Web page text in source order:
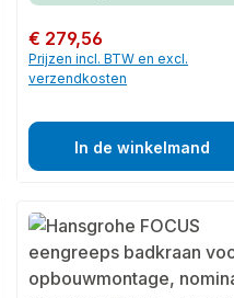
Normale prijs:
€ 279,56
Prijzen incl. BTW en excl.
verzendkosten
In de winkelmand